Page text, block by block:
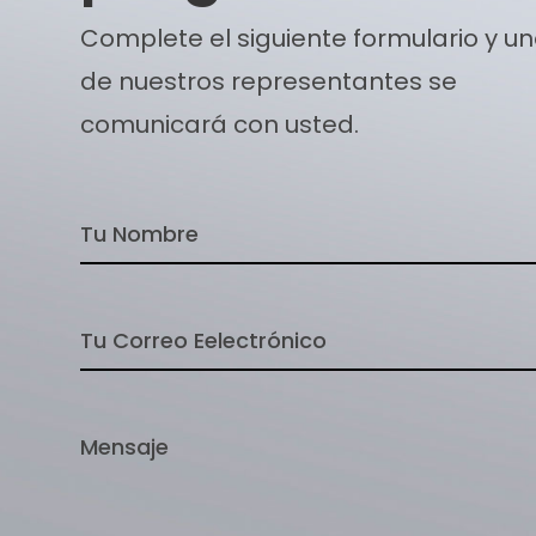
Complete el siguiente formulario y
de nuestros representantes se
comunicará con usted.